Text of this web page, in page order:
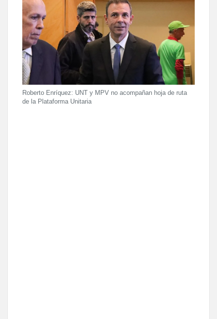
Roberto Enríquez: UNT y MPV no acompañan hoja de ruta
de la Plataforma Unitaria